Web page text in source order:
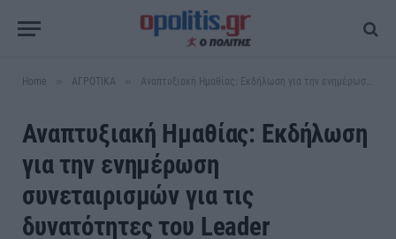
Home ΑΓΡΟΤΙΚΑ Αναπτυξιακή Ημαθίας: Εκδήλωση για την ενημέρωση συνεταιρισμών για τις δυνατότητες του Leader
Αναπτυξιακή Ημαθίας: Εκδήλωση
για την ενημέρωση
συνεταιρισμών για τις
δυνατότητες του Leader